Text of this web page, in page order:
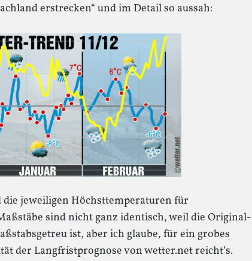
erstrecken“ und im Detail so aussah:
die jeweiligen Höchsttemperaturen für
sind nicht ganz identisch, weil die Original-
ist, aber ich glaube, für ein grobes
der Langfristprognose von wetter.net reicht’s.